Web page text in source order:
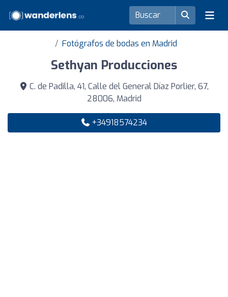
Fotógrafos de bodas en Madrid
Sethyan Producciones
C. de Padilla, 41, Calle del General Díaz Porlier, 67,
28006, Madrid
+34918574234